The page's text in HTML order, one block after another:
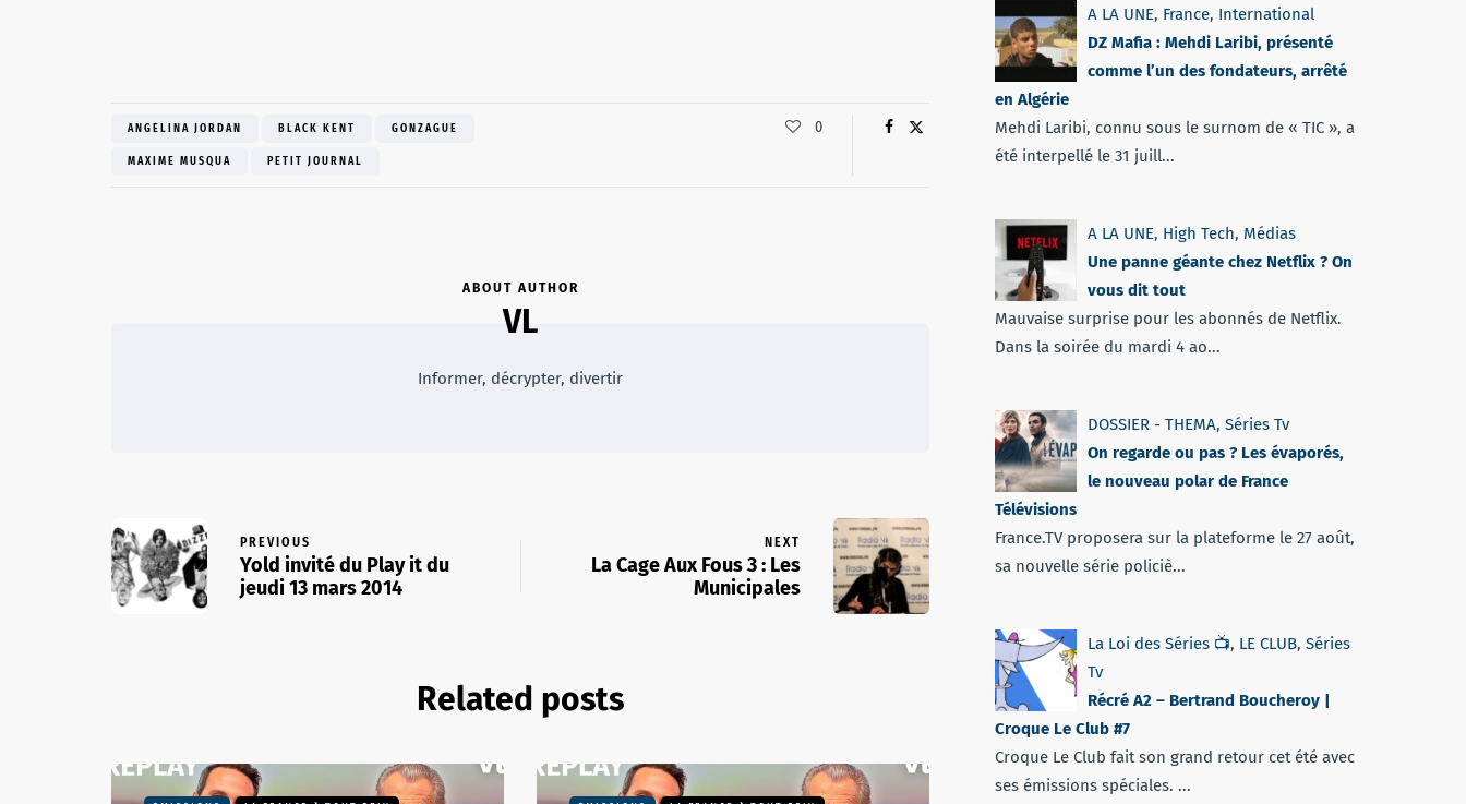
ANGELINA JORDAN BLACK KENT GONZAGUE
MAXIME MUSQUA PETIT JOURNAL
0
ABOUT AUTHOR
VL
Informer, décrypter, divertir
PREVIOUS
Yold invité du Play it du
jeudi 13 mars 2014
NEXT
La Cage Aux Fous 3 : Les
Municipales
Related posts
A LA UNE, France, International
DZ Mafia : Mehdi Laribi, présenté
comme l’un des fondateurs, arrêté
en Algérie
Mehdi Laribi, connu sous le surnom de « TIC », a
été interpellé le 31 juill...
A LA UNE, High Tech, Médias
Une panne géante chez Netflix ? On
vous dit tout
Mauvaise surprise pour les abonnés de Netflix.
Dans la soirée du mardi 4 ao...
DOSSIER - THEMA, Séries Tv
On regarde ou pas ? Les évaporés,
le nouveau polar de France
Télévisions
France.TV proposera sur la plateforme le 27 août,
sa nouvelle série policiè...
La Loi des Séries 📺, LE CLUB, Séries
Tv
Récré A2 – Bertrand Boucheroy |
Croque Le Club #7
Croque Le Club fait son grand retour cet été avec
ses émissions spéciales. ...